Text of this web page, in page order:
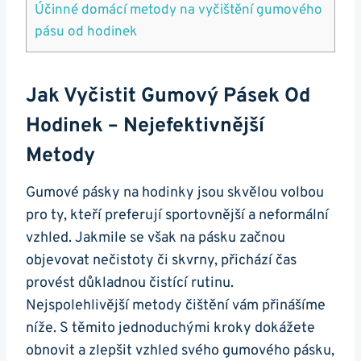
Účinné domácí metody na vyčištění gumového‍
pásu od hodinek
Jak Vyčistit Gumový Pásek Od
Hodinek – Nejefektivnější
Metody
Gumové pásky na hodinky jsou skvělou volbou
pro ty, kteří preferují sportovnější a neformální
vzhled. Jakmile se však na⁤ pásku ‌začnou
objevovat ‍nečistoty⁣ či skvrny, přichází‍ čas
provést důkladnou čistící rutinu.⁤
Nejspolehlivější metody⁢ čištění vám přinášíme
níže.⁣ S těmito jednoduchými kroky dokážete⁢
obnovit a zlepšit vzhled svého gumového pásku,